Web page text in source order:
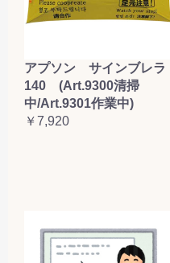
アプソン サインブレラ
140 (Art.9300清掃
中/Art.9301作業中)
￥7,920